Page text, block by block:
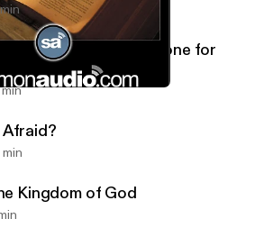
Servant of All
the Lord Has Done for
Afraid?
min
Kingdom of God